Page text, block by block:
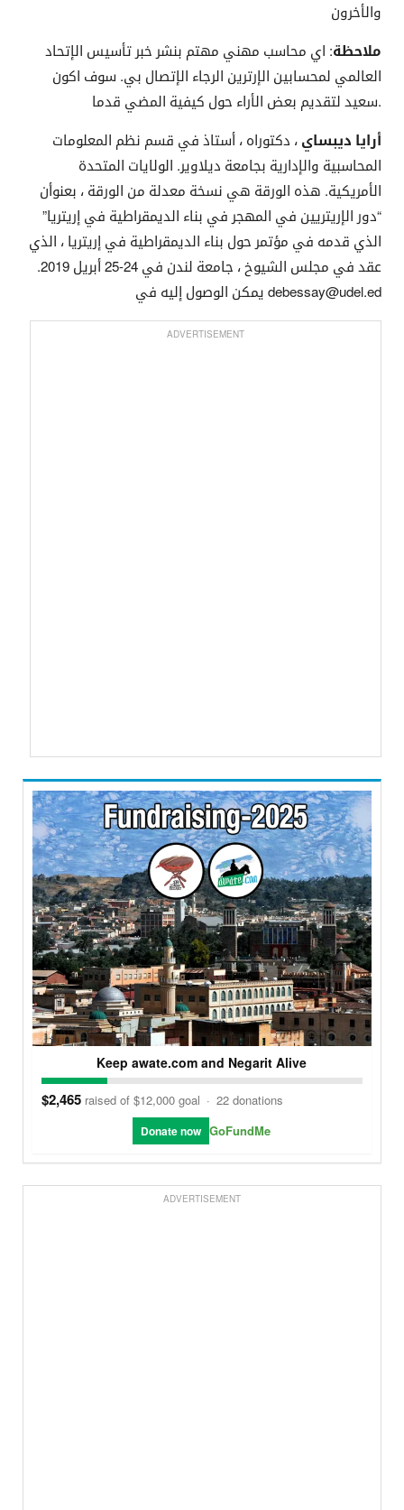
والأخرون
ملاحظة: اي محاسب مهني مهتم بنشر خبر تأسيس الإتحاد
العالمي لمحسابين الإرترين الرجاء الإتصال بي. سوف اكون
سعيد لتقديم بعض الأراء حول كيفية المضي قدما.
أرايا ديبساي ، دكتوراه ، أستاذ في قسم نظم المعلومات
المحاسبية والإدارية بجامعة ديلاوير. الولايات المتحدة
الأمريكية. هذه الورقة هي نسخة معدلة من الورقة ، بعنوأن
“دور الإريتريين في المهجر في بناء الديمقراطية في إريتريا”
الذي قدمه في مؤتمر حول بناء الديمقراطية في إريتريا ، الذي
عقد في مجلس الشيوخ ، جامعة لندن في 24-25 أبريل 2019.
يمكن الوصول إليه في debessay@udel.ed
ADVERTISEMENT
Keep awate.com and Negarit Alive
$2,465 raised of $12,000 goal · 22 donations
Donate now GoFundMe
ADVERTISEMENT